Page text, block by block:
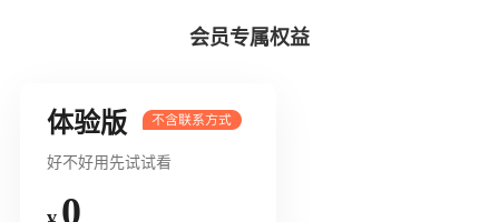
会员专属权益
体验版
好不好用先试试看
0